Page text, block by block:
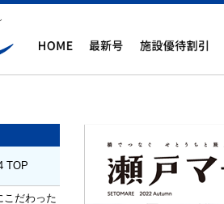
TOP
こだわった